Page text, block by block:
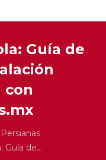
Guía de
con
Guía de…